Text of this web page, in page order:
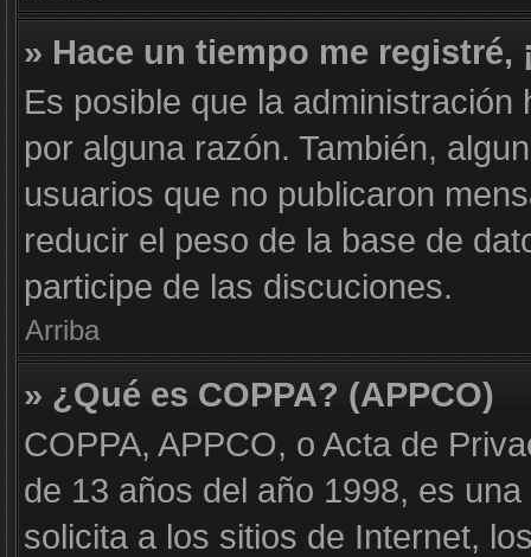
» Hace un tiempo me
Es posible que la
por alguna razón. También,
usuarios que no publicaron
reducir el peso de la base de
participe de las discuciones.
Arriba
» ¿Qué es COPPA? (APPCO)
COPPA, APPCO, o Acta de
de 13 años del año 1998, es
solicita a los sitios de Internet,